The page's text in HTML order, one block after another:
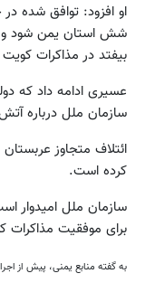
او افزود: توافق شده
شش استان یمن شود و
بیفتد در مذاکرات
عسیری ادامه داد که
سازمان ملل درباره
ائتلاف متجاوز
کرده است.
سازمان ملل امیدوار
برای موفقیت مذاکرات
به گفته منابع یمنی، پیش از